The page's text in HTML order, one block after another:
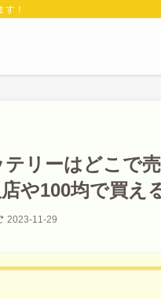
！
リーはどこで
や100均で買え
2023-11-29